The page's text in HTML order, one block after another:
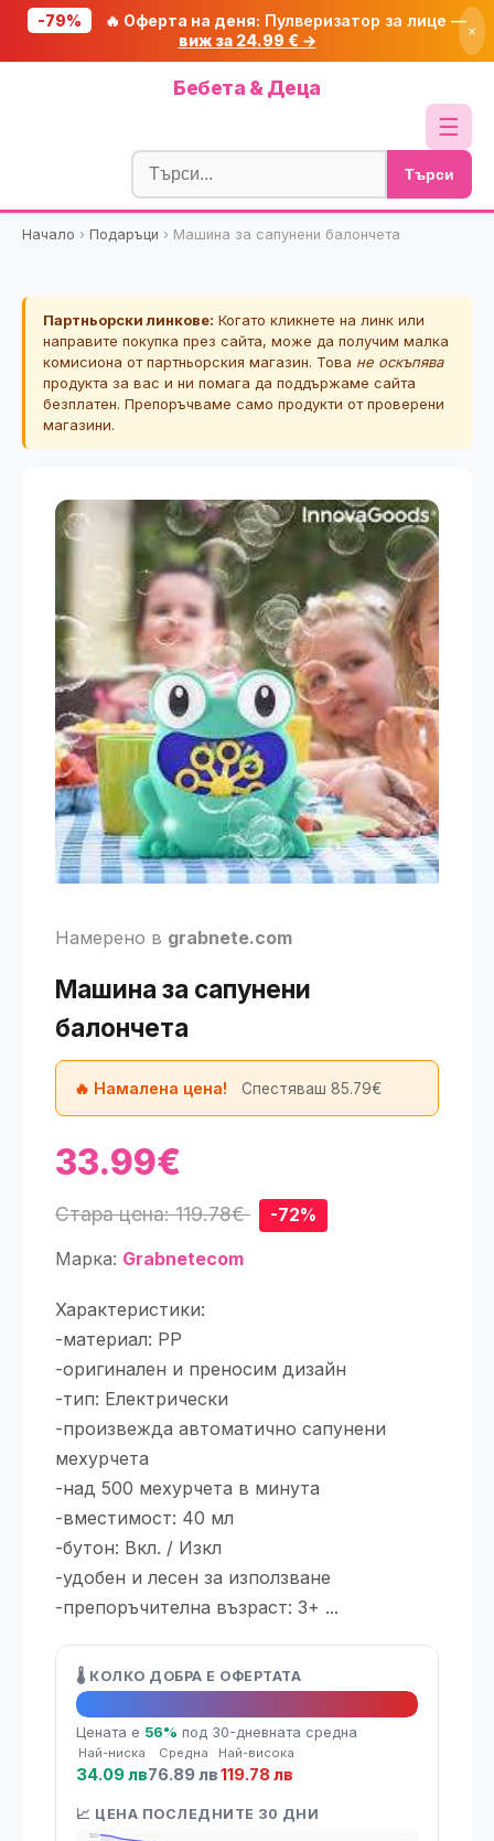
-79% 🔥 Оферта на деня: Пулверизатор за лице —
виж за 24.99 € →
×
Бебета & Деца
☰
Блог
🧮 Калкулатори
🔍 Намери продукт
🎟️ Купони
Търси
Начало › Подаръци › Машина за сапунени балончета
Партньорски линкове: Когато кликнете на линк или
направите покупка през сайта, може да получим малка
комисиона от партньорския магазин. Това не оскъпява
продукта за вас и ни помага да поддържаме сайта
безплатен. Препоръчваме само продукти от проверени
магазини.
Намерено в grabnete.com
Машина за сапунени
балончета
🔥 Намалена цена! Спестяваш 85.79€
33.99€
Стара цена: 119.78€ -72%
Марка: Grabnetecom
Характеристики:
-материал: PP
-оригинален и преносим дизайн
-тип: Електрически
-произвежда автоматично сапунени
мехурчета
-над 500 мехурчета в минута
-вместимост: 40 мл
-бутон: Вкл. / Изкл
-удобен и лесен за използване
-препоръчителна възраст: 3+ ...
🌡️ КОЛКО ДОБРА Е ОФЕРТАТА
🔥 Топ оферта
Цената е 56% под 30-дневната средна
Най-ниска
34.09 лв
Средна
76.89 лв
Най-висока
119.78 лв
📈 ЦЕНА ПОСЛЕДНИТЕ 30 ДНИ
120